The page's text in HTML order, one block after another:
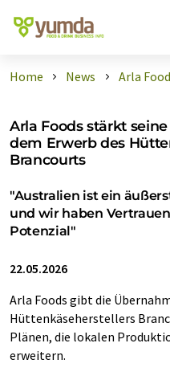
Home News Arla
Arla Foods stärkt
dem Erwerb des
Brancourts
"Australien ist ein
und wir haben
Potenzial"
22.05.2026
Arla Foods gibt die
Hüttenkäseherstellers
Plänen, die lokalen
erweitern.